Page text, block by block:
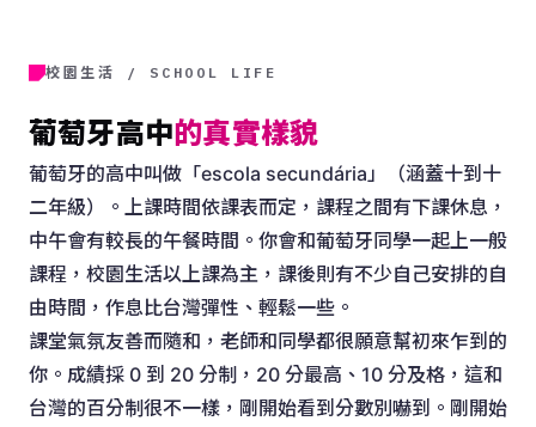
校園生活 / SCHOOL LIFE
葡萄牙高中的真實樣貌
葡萄牙的高中叫做「escola secundária」（涵蓋十到十
二年級）。上課時間依課表而定，課程之間有下課休息，
中午會有較長的午餐時間。你會和葡萄牙同學一起上一般
課程，校園生活以上課為主，課後則有不少自己安排的自
由時間，作息比台灣彈性、輕鬆一些。
課堂氣氛友善而隨和，老師和同學都很願意幫初來乍到的
你。成績採 0 到 20 分制，20 分最高、10 分及格，這和
台灣的百分制很不一樣，剛開始看到分數別嚇到。剛開始